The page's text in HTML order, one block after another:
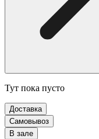
Тут пока пусто
Доставка
Самовывоз
В зале